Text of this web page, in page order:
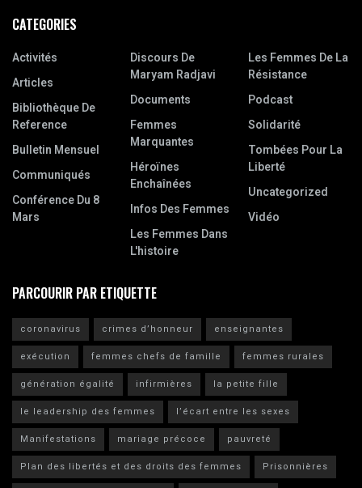
CATEGORIES
Activités
Articles
Bibliothèque De
Reference
Bulletin Mensuel
Communiqués
Conférence Du 8
Mars
Discours De
Maryam Radjavi
Documents
Femmes
Marquantes
Héroïnes
Enchaînées
Infos Des Femmes
Les Femmes Dans
L'histoire
Les Femmes De La
Résistance
Podcast
Solidarité
Tombées Pour La
Liberté
Uncategorized
Vidéo
PARCOURIR PAR ETIQUETTE
coronavirus crimes d’honneur
enseignantes
exécution
femmes chefs de famille
femmes rurales
génération égalité
infirmières
la petite fille
le leadership des femmes
l’écart entre les sexes
Manifestations
mariage précoce
pauvreté
Plan des libertés et des droits des femmes
Prisonnières